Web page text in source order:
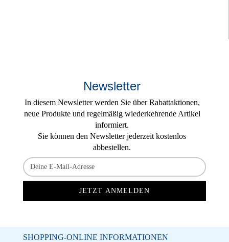
Newsletter
In diesem Newsletter werden Sie über Rabattaktionen,
neue Produkte und regelmäßig wiederkehrende Artikel
informiert.
Sie können den Newsletter jederzeit kostenlos
abbestellen.
SHOPPING-ONLINE INFORMATIONEN